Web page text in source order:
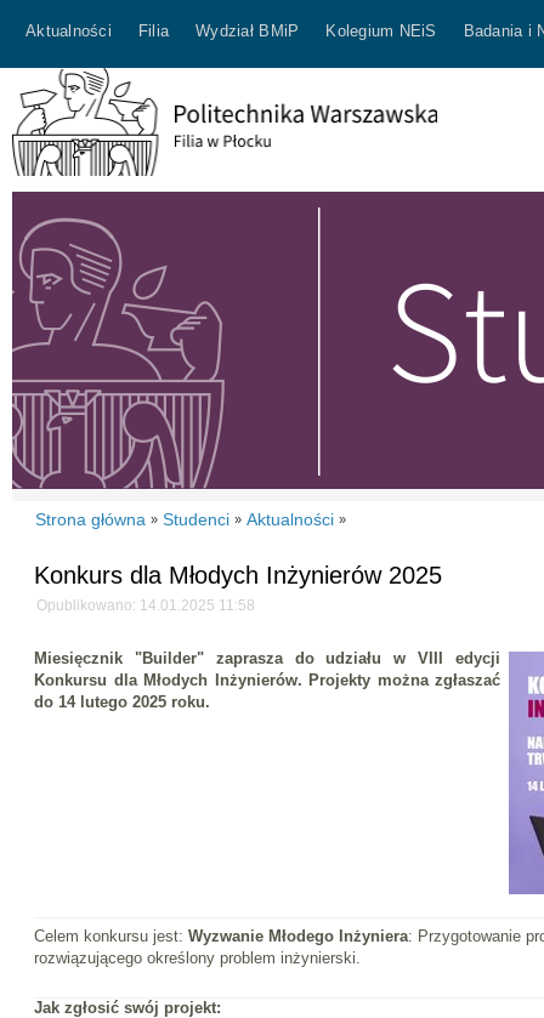
Aktualności Filia Wydział BMiP Kolegium NEiS Badania i
Strona główna » Studenci » Aktualności »
Konkurs dla Młodych Inżynierów 2025
Opublikowano: 14.01.2025 11:58
Miesięcznik "Builder" zaprasza do udziału wVIII edycji
Konkursu dla Młodych Inżynierów. Projekty można zgłaszać
do 14 lutego 2025 roku.
Celem konkursu jest: Wyzwanie Młodego Inżyniera: Przygotowanie
rozwiązującego określony problem inżynierski.
Jak zgłosić swój projekt: